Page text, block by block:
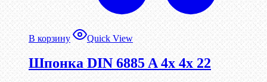
В корзину Quick View
Шпонка DIN 6885 A 4x 4x 22